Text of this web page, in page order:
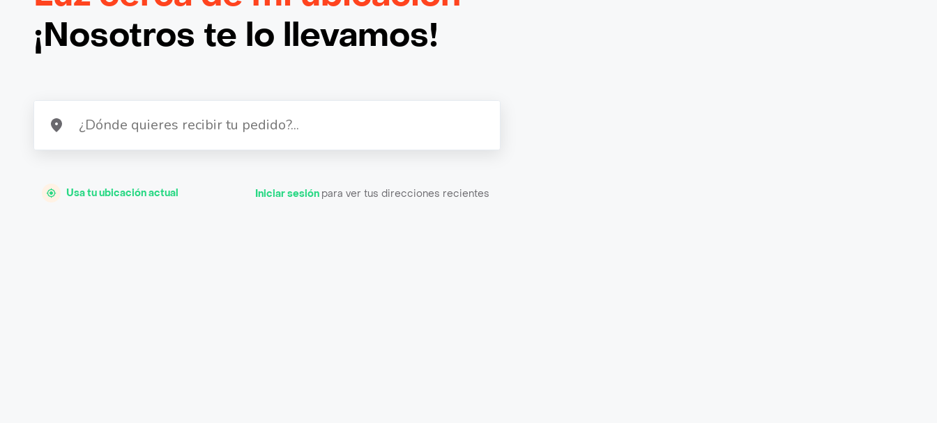
¡Nosotros te lo llevamos!
Usa tu ubicación actual Iniciar sesión para ver tus direcciones recientes